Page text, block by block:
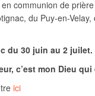
communion de
du Puy-en-Velay,
du 30 juin au 2 juilet.
c’est mon Dieu
ici